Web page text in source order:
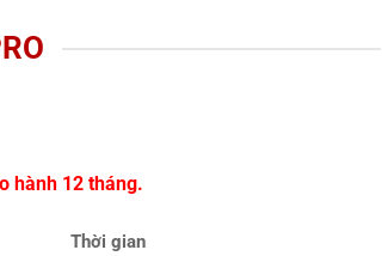
hành 12 tháng.
Thời gian